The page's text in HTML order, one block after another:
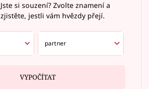
Jste si souzení? Zvolte znamení a
zjistěte, jestli vám hvězdy přejí.
VYPOČÍTAT